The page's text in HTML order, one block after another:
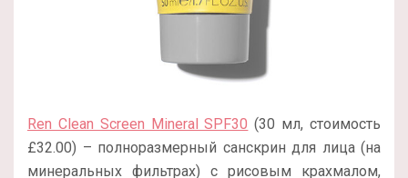
Ren Clean Screen Mineral SPF30 (30 мл, стоимость
£32.00) – полноразмерный санскрин для лица (на
минеральных фильтрах) с рисовым крахмалом,